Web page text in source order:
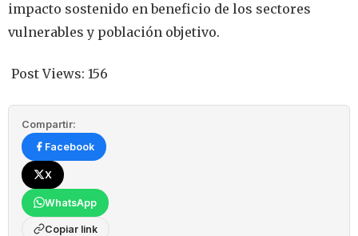
impacto sostenido en beneficio de los sectores
vulnerables y población objetivo.
Post Views: 156
Compartir:
Facebook
X
WhatsApp
Copiar link